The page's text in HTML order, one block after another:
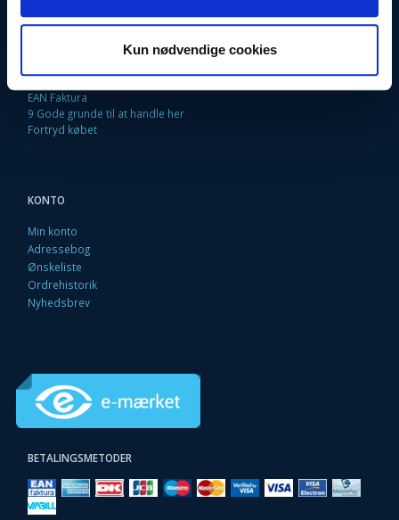
Kun nødvendige cookies
Betingelser & Vilkår
Returneringsformular
Fragt og Levering
EAN Faktura
9 Gode grunde til at handle her
Fortryd købet
KONTO
Min konto
Adressebog
Ønskeliste
Ordrehistorik
Nyhedsbrev
BETALINGSMETODER